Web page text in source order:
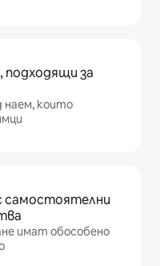
подходящи за
наем, които
самостоятелни
имат обособено